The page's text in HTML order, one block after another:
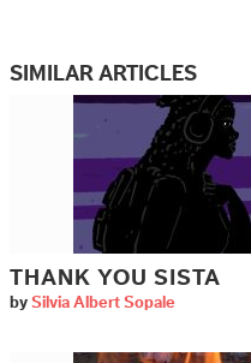
SIMILAR ARTICLES
THANK YOU SISTA
by Silvia Albert Sopale